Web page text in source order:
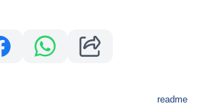
readme